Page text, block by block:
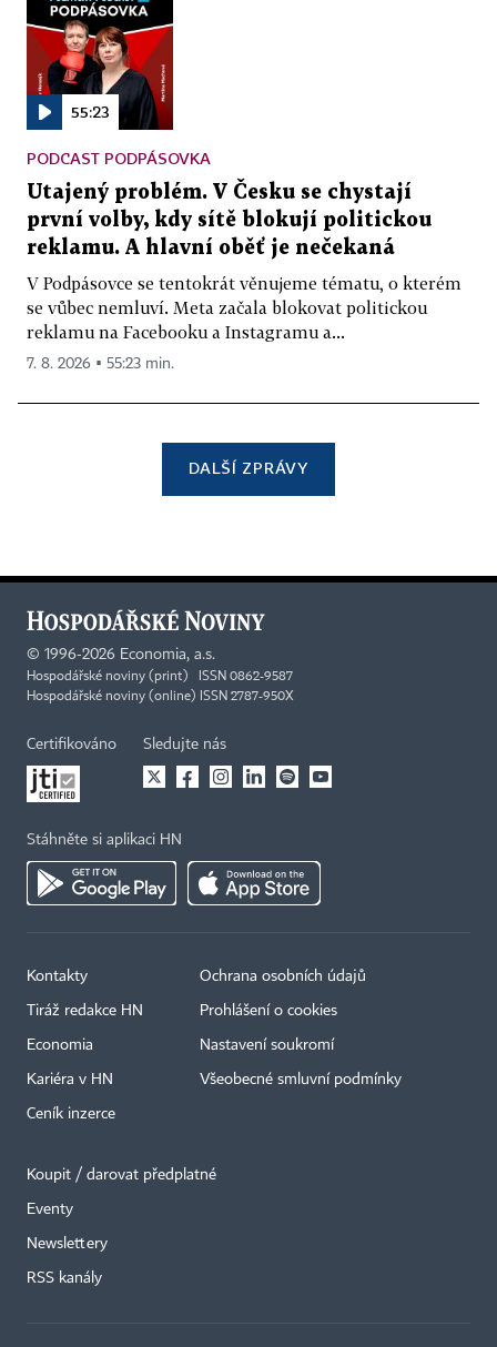
55:23
PODCAST PODPÁSOVKA
Utajený problém. V Česku se chystají
první volby, kdy sítě blokují politickou
reklamu. A hlavní oběť je nečekaná
V Podpásovce se tentokrát věnujeme tématu, o kterém
se vůbec nemluví. Meta začala blokovat politickou
reklamu na Facebooku a Instagramu a...
7. 8. 2026 ▪ 55:23 min.
DALŠÍ ZPRÁVY
© 1996-2026 Economia, a.s.
Hospodářské noviny (print) ISSN 0862-9587
Hospodářské noviny (online) ISSN 2787-950X
Certifikováno Sledujte nás
Stáhněte si aplikaci HN
Kontakty
Tiráž redakce HN
Economia
Kariéra v HN
Ceník inzerce
Ochrana osobních údajů
Prohlášení o cookies
Nastavení soukromí
Všeobecné smluvní podmínky
Koupit / darovat předplatné
Eventy
Newslettery
RSS kanály